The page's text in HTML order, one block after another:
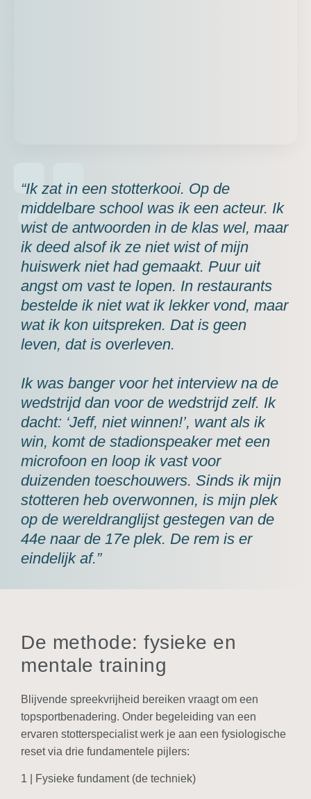
“Ik zat in een stotterkooi. Op de
middelbare school was ik een acteur. Ik
wist de antwoorden in de klas wel, maar
ik deed alsof ik ze niet wist of mijn
huiswerk niet had gemaakt. Puur uit
angst om vast te lopen. In restaurants
bestelde ik niet wat ik lekker vond, maar
wat ik kon uitspreken. Dat is geen
leven, dat is overleven.
Ik was banger voor het interview na de
wedstrijd dan voor de wedstrijd zelf. Ik
dacht: ‘Jeff, niet winnen!’, want als ik
win, komt de stadionspeaker met een
microfoon en loop ik vast voor
duizenden toeschouwers. Sinds ik mijn
stotteren heb overwonnen, is mijn plek
op de wereldranglijst gestegen van de
44e naar de 17e plek. De rem is er
eindelijk af.”
De methode: fysieke en
mentale training
Blijvende spreekvrijheid bereiken vraagt om een
topsportbenadering. Onder begeleiding van een
ervaren stotterspecialist werk je aan een fysiologische
reset via drie fundamentele pijlers:
1 | Fysieke fundament (de techniek)